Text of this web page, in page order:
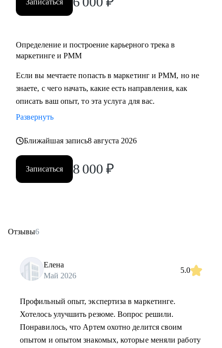
• Middle/senior специалистам в маркетинге и PMM для
• Всем, кто точно понимает, что хочет попасть в Digital-
маркетинг и PMM, но не знает, какие бывают направления,
с чего можно начать, в какую сторону двигаться.
Записаться
Определение и построение карьерного трека в
маркетинге и PMM
Если вы мечтаете попасть в маркетинг и PMM, но не
знаете, с чего начать, какие есть направления, как
описать ваш опыт, то эта услуга для вас.
Развернуть
Ближайшая запись8 августа 2026
Записаться 8 000 ₽
Отзывы6
Елена
Май 2026
5.0
Профильный опыт, экспертиза в маркетинге.
Хотелось улучшить резюме. Вопрос решили.
Понравилось, что Артем охотно делится своим
опытом и опытом знакомых, которые меняли работу